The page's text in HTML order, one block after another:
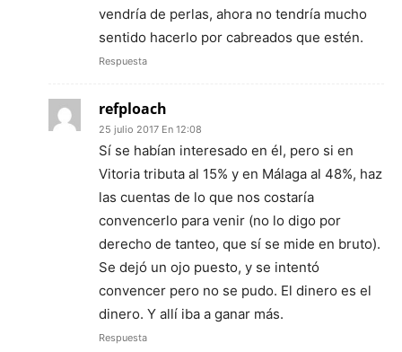
vendría de perlas, ahora no tendría mucho
sentido hacerlo por cabreados que estén.
Respuesta
refploach
25 julio 2017 En 12:08
Sí se habían interesado en él, pero si en
Vitoria tributa al 15% y en Málaga al 48%, haz
las cuentas de lo que nos costaría
convencerlo para venir (no lo digo por
derecho de tanteo, que sí se mide en bruto).
Se dejó un ojo puesto, y se intentó
convencer pero no se pudo. El dinero es el
dinero. Y allí iba a ganar más.
Respuesta